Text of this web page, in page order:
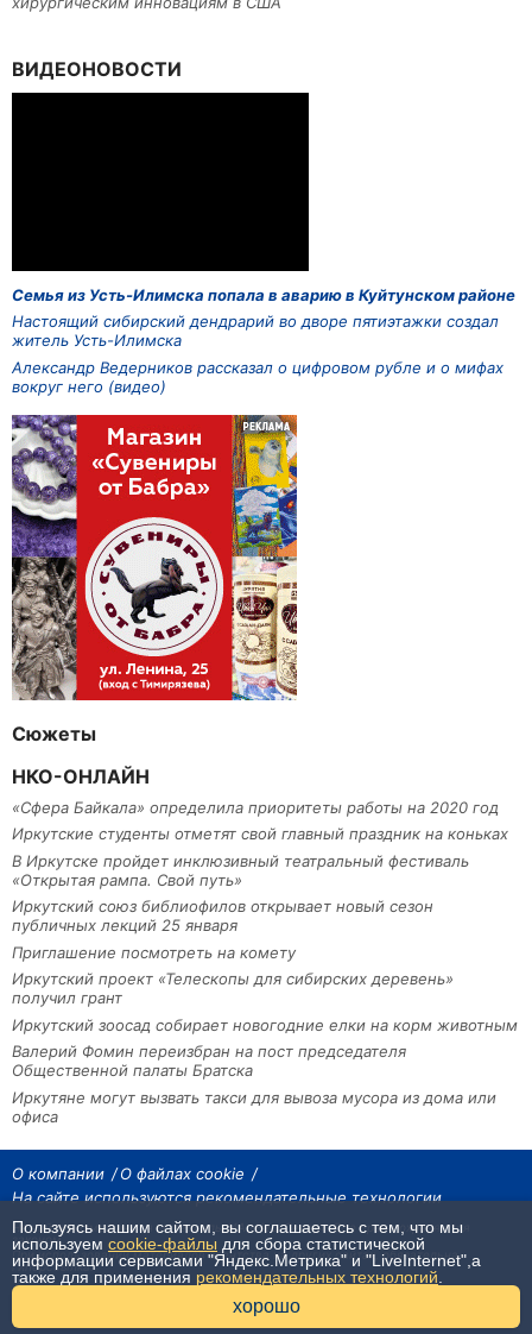
ВИДЕОНОВОСТИ
Семья из Усть-Илимска попала в аварию в Куйтунском районе
Настоящий сибирский дендрарий во дворе пятиэтажки создал
житель Усть-Илимска
Александр Ведерников рассказал о цифровом рубле и о мифах
вокруг него (видео)
Сюжеты
НКО-ОНЛАЙН
«Сфера Байкала» определила приоритеты работы на 2020 год
Иркутские студенты отметят свой главный праздник на коньках
В Иркутске пройдет инклюзивный театральный фестиваль
«Открытая рампа. Свой путь»
Иркутский союз библиофилов открывает новый сезон
публичных лекций 25 января
Приглашение посмотреть на комету
Иркутский проект «Телескопы для сибирских деревень»
получил грант
Иркутский зоосад собирает новогодние елки на корм животным
Валерий Фомин переизбран на пост председателя
Общественной палаты Братска
Иркутяне могут вызвать такси для вывоза мусора из дома или
офиса
О компании
О файлах cookie
На сайте используются рекомендательные технологии
На сайте размещаются материалы ИА «Наш Север». Все права охраняются
законом.
При использовании материалов агентства на других сайтах, обязательна
гиперссылка.
Пользуясь нашим сайтом, вы соглашаетесь с тем, что мы
используем cookie-файлы для сбора статистической
информации сервисами "Яндекс.Метрика" и "LiveInternet",а
также для применения рекомендательных технологий
хорошо